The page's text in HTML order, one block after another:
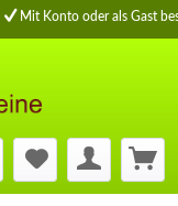
Mit Konto oder als Gast